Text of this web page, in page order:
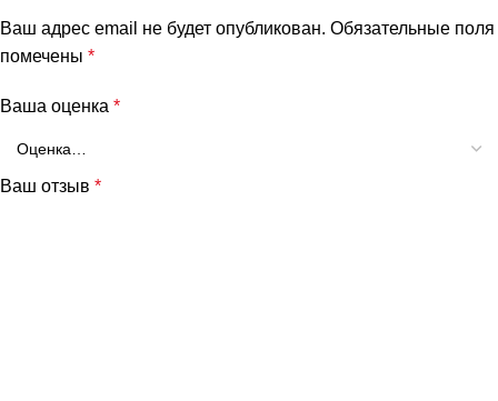
Ваш адрес email не будет опубликован. Обязательные поля
помечены *
Ваша оценка *
Ваш отзыв *